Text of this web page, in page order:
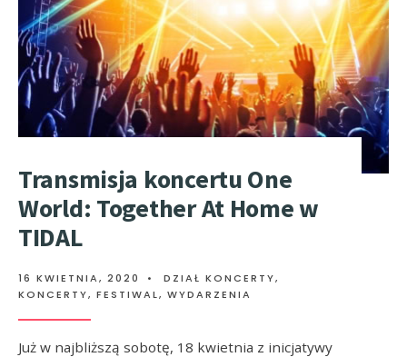
Transmisja koncertu One
World: Together At Home w
TIDAL
16 KWIETNIA, 2020 • DZIAŁ KONCERTY,
KONCERTY, FESTIWAL, WYDARZENIA
Już w najbliższą sobotę, 18 kwietnia z inicjatywy